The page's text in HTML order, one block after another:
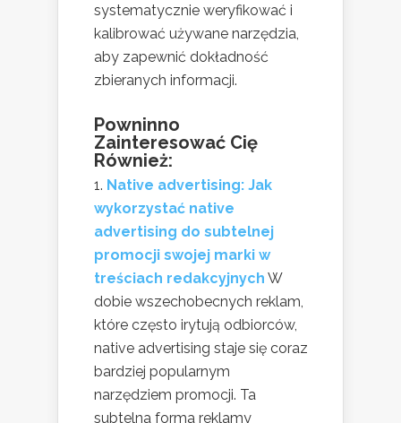
systematycznie weryfikować i
kalibrować używane narzędzia,
aby zapewnić dokładność
zbieranych informacji.
Powninno
Zainteresować Cię
Również:
Native advertising: Jak
wykorzystać native
advertising do subtelnej
promocji swojej marki w
treściach redakcyjnych W
dobie wszechobecnych reklam,
które często irytują odbiorców,
native advertising staje się coraz
bardziej popularnym
narzędziem promocji. Ta
subtelna forma reklamy